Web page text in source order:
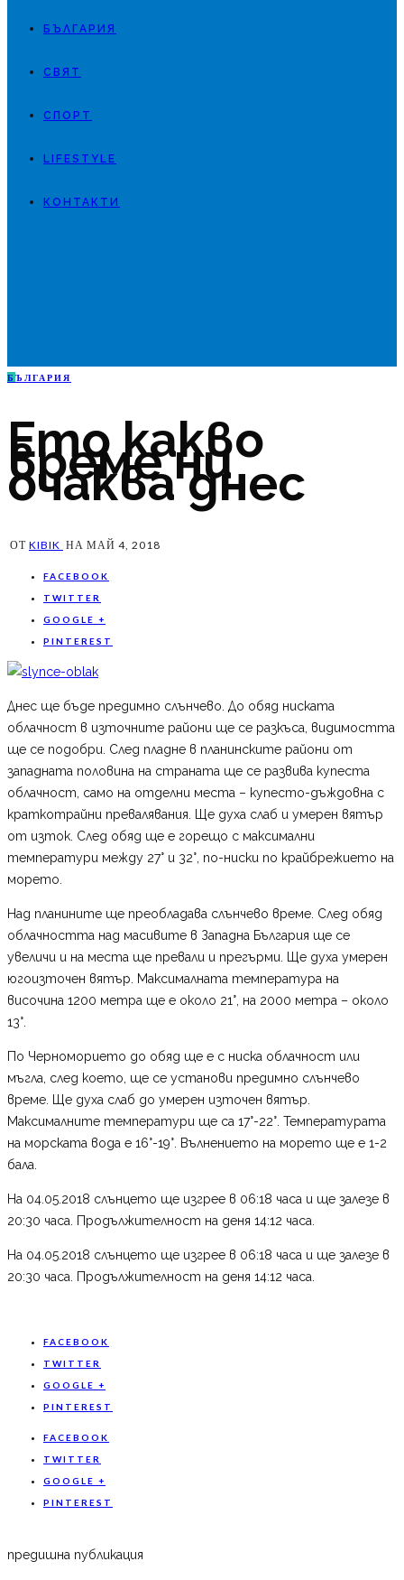
БЪЛГАРИЯ
СВЯТ
СПОРТ
LIFESTYLE
КОНТАКТИ
Б ЪЛГАРИЯ
Ето какво
време ни
очаква днес
ОТ KIBIK НА МАЙ 4, 2018
FACEBOOK
TWITTER
GOOGLE +
PINTEREST
Днес ще бъде предимно слънчево. До обяд ниската
облачност в източните райони ще се разкъса, видимостта
ще се подобри. След пладне в планинските райони от
западната половина на страната ще се развива купеста
облачност, само на отделни места – купесто-дъждовна с
краткотрайни превалявания. Ще духа слаб и умерен вятър
от изток. След обяд ще е горещо с максимални
температури между 27° и 32°, по-ниски по крайбрежието на
морето.
Над планините ще преобладава слънчево време. След обяд
облачността над масивите в Западна България ще се
увеличи и на места ще превали и прегърми. Ще духа умерен
югоизточен вятър. Максималната температура на
височина 1200 метра ще е около 21°, на 2000 метра – около
13°.
По Черноморието до обяд ще е с ниска облачност или
мъгла, след което, ще се установи предимно слънчево
време. Ще духа слаб до умерен източен вятър.
Максималните температури ще са 17°-22°. Температурата
на морската вода е 16°-19°. Вълнението на морето ще е 1-2
бала.
На 04.05.2018 слънцето ще изгрее в 06:18 часа и ще залезе в
20:30 часа. Продължителност на деня 14:12 часа.
На 04.05.2018 слънцето ще изгрее в 06:18 часа и ще залезе в
20:30 часа. Продължителност на деня 14:12 часа.
FACEBOOK
TWITTER
GOOGLE +
PINTEREST
FACEBOOK
TWITTER
GOOGLE +
PINTEREST
предишна публикация